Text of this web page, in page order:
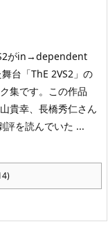
がin→dependent
台「ThE 2VS2」の
集です。この作品
貴幸、長橋秀仁さん
評を読んでいた ...